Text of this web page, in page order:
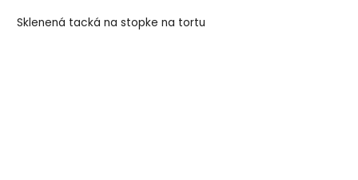
Sklenená tacká na stopke na tortu